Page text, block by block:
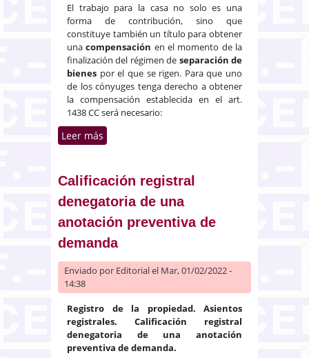
El trabajo para la casa no solo es una
forma de contribución, sino que
constituye también un título para obtener
unacompensación en el momento de la
finalización del régimen de separación de
bienes por el que se rigen. Para que uno
de los cónyuges tenga derecho a obtener
la compensación establecida en el art.
1438 CC será necesario:
Leer más
Calificación registral
denegatoria de una
anotación preventiva de
demanda
Enviado por Editorialel Mar, 01/02/2022 -
14:38
Registro de la propiedad. Asientos
registrales. Calificación registral
denegatoria de una anotación
preventiva de demanda.